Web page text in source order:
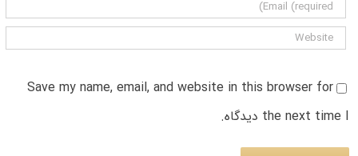
Save my name, email, and website in this browser for
the next time I دیدگاه.